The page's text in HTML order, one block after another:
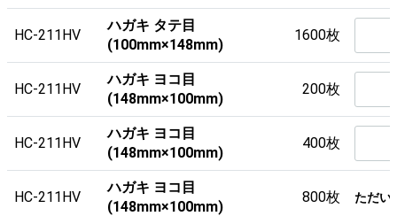
HC-211HV
ハガキ タテ目
(100mm×148mm)
1600枚
HC-211HV
ハガキ ヨコ目
(148mm×100mm)
200枚
HC-211HV
ハガキ ヨコ目
(148mm×100mm)
400枚
HC-211HV
ハガキ ヨコ目
(148mm×100mm)
800枚 ただい